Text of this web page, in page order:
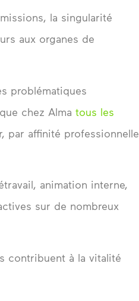
la singularité
aux organes de
problématiques
chez Alma tous les
par affinité professionnelle
animation interne,
sur de nombreux
contribuent à la vitalité